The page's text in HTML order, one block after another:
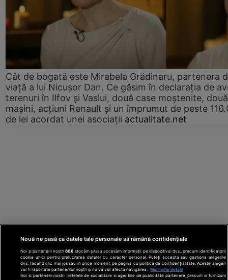
Cât de bogată este Mirabela Grădinaru, partenera
viață a lui Nicușor Dan. Ce găsim în declarația de
terenuri în Ilfov și Vaslui, două case moștenite, două
mașini, acțiuni Renault și un împrumut de peste
de lei acordat unei asociații actualitate.net
Nouă ne pasă ca datele tale personale să rămână confidențiale
Noi și partenerii noștri606 stocăm și/sau accesăm informații pe dispozitivul dvs., precum identificatorii
cookie unici pentru prelucrarea datelor cu caracter personal. Puteți accepta sau gestiona alegerile
dvs. făcând clic mai jos sau în orice moment, pe pagina cu politica de confidențialitate. Aceste alegeri
vor fi raportate partenerilor noștri și nu vă vor afecta navigarea.
Mai multe detalii
Noi si partenerii nostri (retelele de socializare si agentiile de publicitate partenere, precum si furnizorii